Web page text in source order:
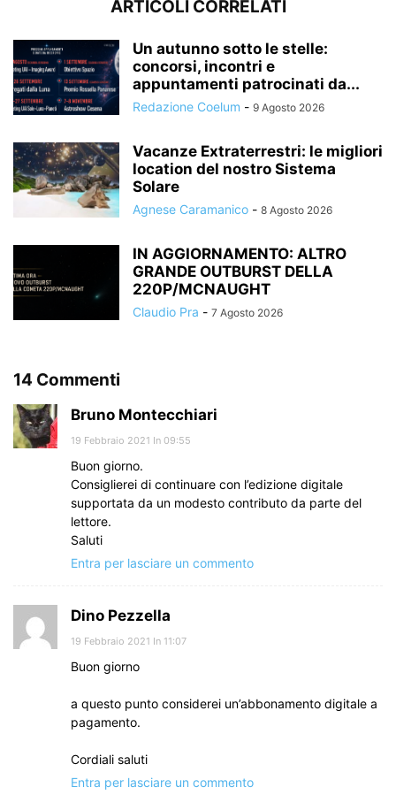
ARTICOLI CORRELATI
Un autunno sotto le stelle:
concorsi, incontri e
appuntamenti patrocinati da...
Redazione Coelum - 9 Agosto 2026
Vacanze Extraterrestri: le migliori
location del nostro Sistema
Solare
Agnese Caramanico - 8 Agosto 2026
IN AGGIORNAMENTO: ALTRO
GRANDE OUTBURST DELLA
220P/MCNAUGHT
Claudio Pra - 7 Agosto 2026
14 Commenti
Bruno Montecchiari
19 Febbraio 2021 In 09:55
Buon giorno.
Consiglierei di continuare con l’edizione digitale
supportata da un modesto contributo da parte del
lettore.
Saluti
Entra per lasciare un commento
Dino Pezzella
19 Febbraio 2021 In 11:07
Buon giorno
a questo punto considerei un’abbonamento digitale a
pagamento.
Cordiali saluti
Entra per lasciare un commento